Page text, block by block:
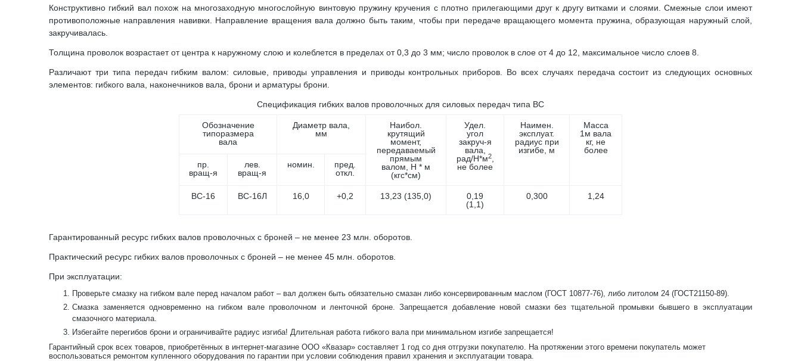
Конструктивно гибкий вал похож на многозаходную многослойную винтовую пружину кручения с плотно прилегающими друг к другу витками и слоями. Смежные слои имеют
противоположные направления навивки. Направление вращения вала должно быть таким, чтобы при передаче вращающего момента пружина, образующая наружный слой,
закручивалась.
Толщина проволок возрастает от центра к наружному слою и колеблется в пределах от 0,3 до 3 мм; число проволок в слое от 4 до 12, максимальное число слоев 8.
Различают три типа передач гибким валом: силовые, приводы управления и приводы контрольных приборов. Во всех случаях передача состоит из следующих основных
элементов: гибкого вала, наконечников вала, брони и арматуры брони.
Спецификация гибких валов проволочных для силовых передач типа ВС
Обозначение
типоразмера
вала
Диаметр вала,
мм
Наибол.
крутящий
момент,
передаваемый
прямым
валом, Н * м
(кгс*см)
Удел.
угол
закруч-я
вала,
рад/Н*м2,
не более
Наимен.
эксплуат.
радиус при
изгибе, м
Масса
1м вала
кг, не
более
пр.
вращ-я
лев.
вращ-я
номин.
пред.
откл.
ВС-16 ВС-16Л 16,0 +0,2 13,23 (135,0)
0,19
(1,1)
0,300 1,24
Гарантированный ресурс гибких валов проволочных с броней – не менее 23 млн. оборотов.
Практический ресурс гибких валов проволочных с броней – не менее 45 млн. оборотов.
При эксплуатации:
Проверьте смазку на гибком вале перед началом работ – вал должен быть обязательно смазан либо консервированным маслом (ГОСТ 10877-76), либо литолом 24 (ГОСТ21150-89).
Смазка заменяется одновременно на гибком вале проволочном и ленточной броне. Запрещается добавление новой смазки без тщательной промывки бывшего в эксплуатации
смазочного материала.
Избегайте перегибов брони и ограничивайте радиус изгиба! Длительная работа гибкого вала при минимальном изгибе запрещается!
Гарантийный срок всех товаров, приобретённых в интернет-магазине ООО «Квазар» составляет 1 год со дня отгрузки покупателю. На протяжении этого времени покупатель может
воспользоваться ремонтом купленного оборудования по гарантии при условии соблюдения правил хранения и эксплуатации товара.